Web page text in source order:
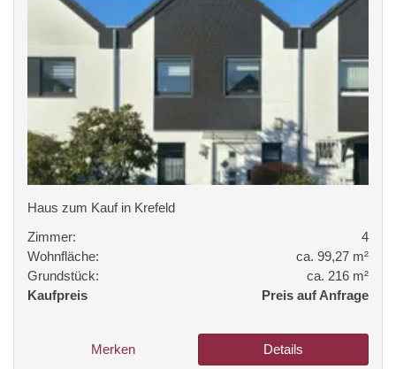
Haus zum Kauf in Krefeld
Zimmer:
4
Wohnfläche:
ca. 99,27 m²
Grundstück:
ca. 216 m²
Kaufpreis
Preis auf Anfrage
Merken Details